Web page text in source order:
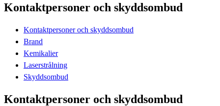
Kontaktpersoner och skyddsombud
Kontaktpersoner och skyddsombud
Brand
Kemikalier
Laserstrålning
Skyddsombud
Kontaktpersoner och skyddsombud